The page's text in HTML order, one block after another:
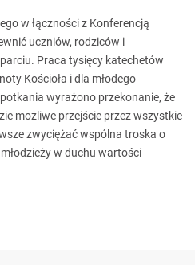
w łączności z Konferencją
uczniów, rodziców i
Praca tysięcy katechetów
Kościoła i dla młodego
wyrażono przekonanie, że
możliwe przejście przez wszystkie
zwyciężać wspólna troska o
w duchu wartości